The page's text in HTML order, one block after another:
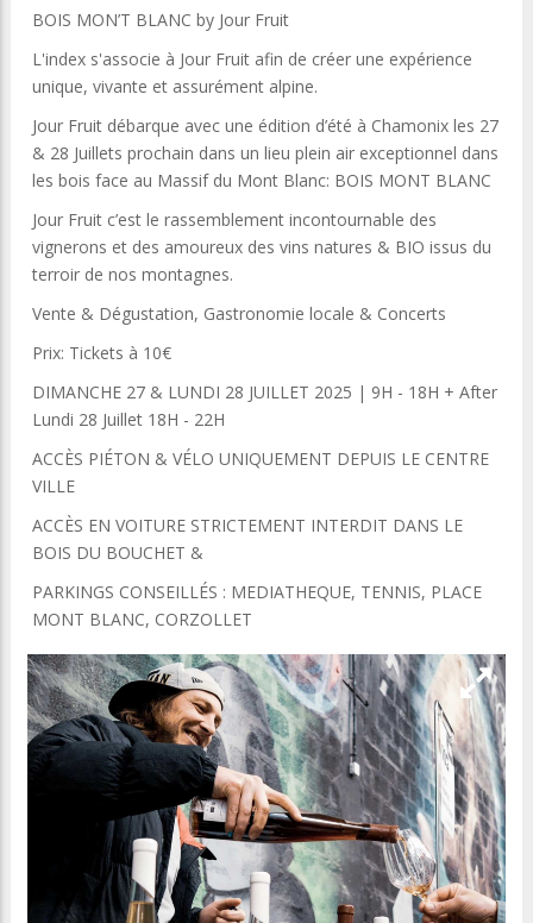
BOIS MON’T BLANC by Jour Fruit
L'index s'associe à Jour Fruit afin de créer une expérience
unique, vivante et assurément alpine.
Jour Fruit débarque avec une édition d’été à Chamonix les 27
& 28 Juillets prochain dans un lieu plein air exceptionnel dans
les bois face au Massif du Mont Blanc: BOIS MONT BLANC
Jour Fruit c’est le rassemblement incontournable des
vignerons et des amoureux des vins natures & BIO issus du
terroir de nos montagnes.
Vente & Dégustation, Gastronomie locale & Concerts
Prix: Tickets à 10€
DIMANCHE 27 & LUNDI 28 JUILLET 2025 | 9H - 18H + After
Lundi 28 Juillet 18H - 22H
ACCÈS PIÉTON & VÉLO UNIQUEMENT DEPUIS LE CENTRE
VILLE
ACCÈS EN VOITURE STRICTEMENT INTERDIT DANS LE
BOIS DU BOUCHET &
PARKINGS CONSEILLÉS : MEDIATHEQUE, TENNIS, PLACE
MONT BLANC, CORZOLLET